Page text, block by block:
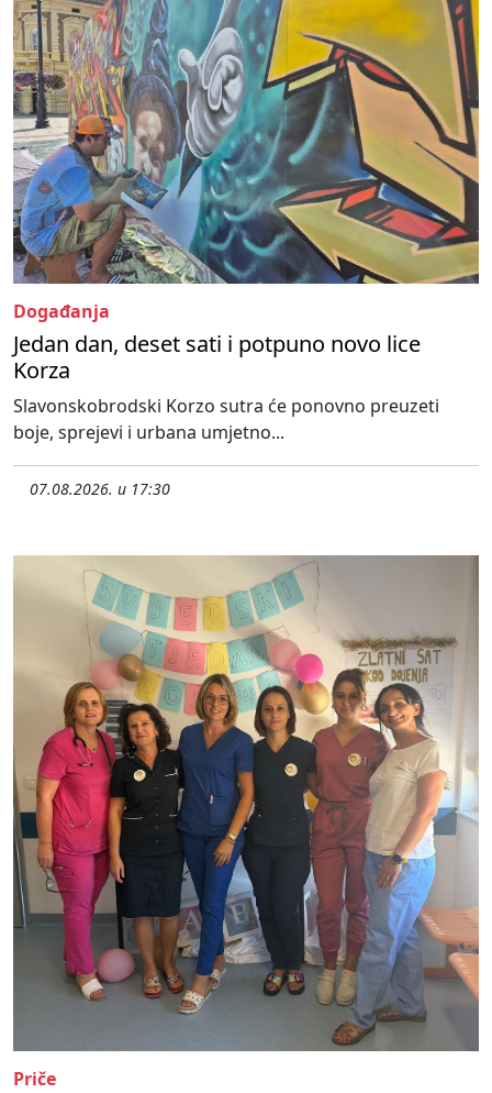
Događanja
Jedan dan, deset sati i potpuno novo lice
Korza
Slavonskobrodski Korzo sutra će ponovno preuzeti
boje, sprejevi i urbana umjetno...
07.08.2026. u 17:30
Priče